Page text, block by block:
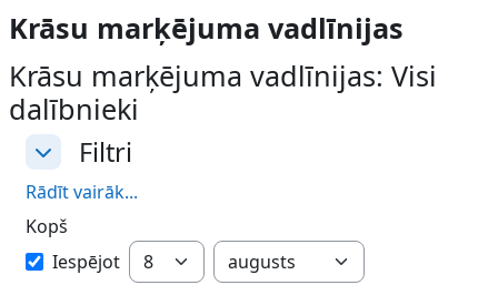
Krāsu marķējuma vadlīnijas
Krāsu marķējuma vadlīnijas: Visi
dalībnieki
Filtri
Filtri Filtri
Rādīt vairāk...
Kopš
KopšIespējot Diena
Mēnesis